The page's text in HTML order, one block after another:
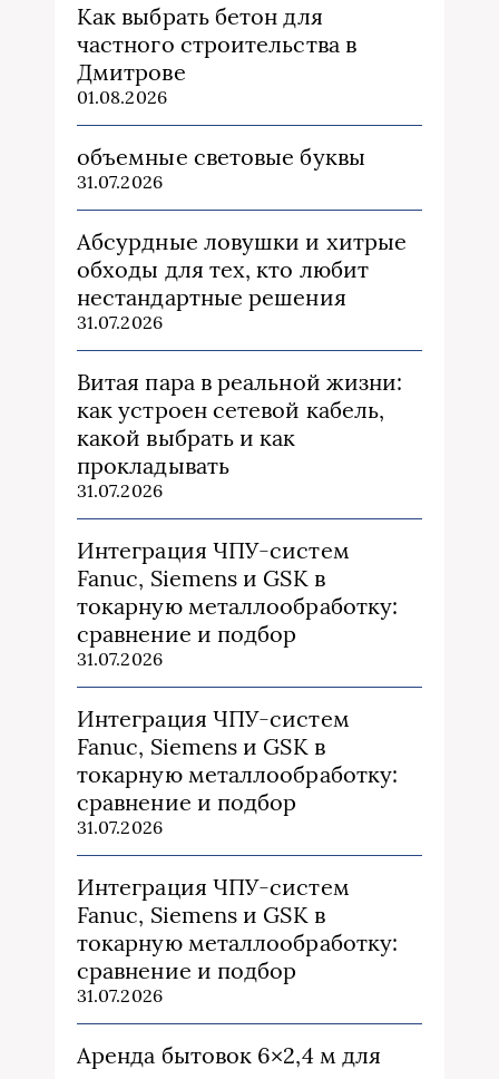
Как выбрать бетон для
частного строительства в
Дмитрове
01.08.2026
объемные световые буквы
31.07.2026
Абсурдные ловушки и хитрые
обходы для тех, кто любит
нестандартные решения
31.07.2026
Витая пара в реальной жизни:
как устроен сетевой кабель,
какой выбрать и как
прокладывать
31.07.2026
Интеграция ЧПУ-систем
Fanuc, Siemens и GSK в
токарную металлообработку:
сравнение и подбор
31.07.2026
Интеграция ЧПУ-систем
Fanuc, Siemens и GSK в
токарную металлообработку:
сравнение и подбор
31.07.2026
Интеграция ЧПУ-систем
Fanuc, Siemens и GSK в
токарную металлообработку:
сравнение и подбор
31.07.2026
Аренда бытовок 6×2,4 м для